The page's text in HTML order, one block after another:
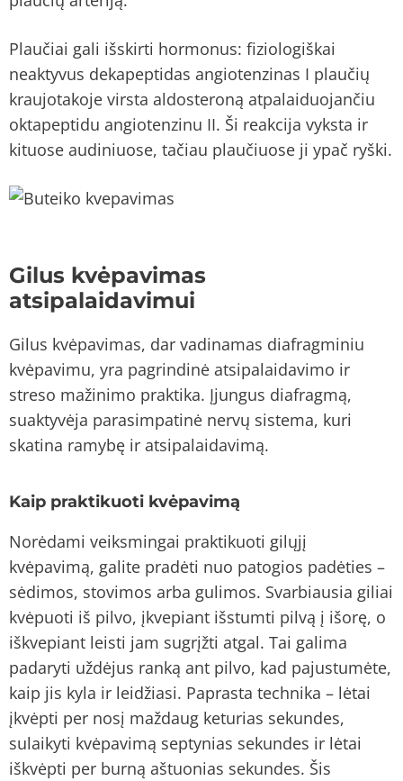
Plaučiai gali išskirti hormonus: fiziologiškai
neaktyvus dekapeptidas angiotenzinas I plaučių
kraujotakoje virsta aldosteroną atpalaiduojančiu
oktapeptidu angiotenzinu II. Ši reakcija vyksta ir
kituose audiniuose, tačiau plaučiuose ji ypač ryški.
Gilus kvėpavimas
atsipalaidavimui
Gilus kvėpavimas, dar vadinamas diafragminiu
kvėpavimu, yra pagrindinė atsipalaidavimo ir
streso mažinimo praktika. Įjungus diafragmą,
suaktyvėja parasimpatinė nervų sistema, kuri
skatina ramybę ir atsipalaidavimą.
Kaip praktikuoti kvėpavimą
Norėdami veiksmingai praktikuoti gilųjį
kvėpavimą, galite pradėti nuo patogios padėties –
sėdimos, stovimos arba gulimos. Svarbiausia giliai
kvėpuoti iš pilvo, įkvepiant išstumti pilvą į išorę, o
iškvepiant leisti jam sugrįžti atgal. Tai galima
padaryti uždėjus ranką ant pilvo, kad pajustumėte,
kaip jis kyla ir leidžiasi. Paprasta technika – lėtai
įkvėpti per nosį maždaug keturias sekundes,
sulaikyti kvėpavimą septynias sekundes ir lėtai
iškvėpti per burną aštuonias sekundes. Šis